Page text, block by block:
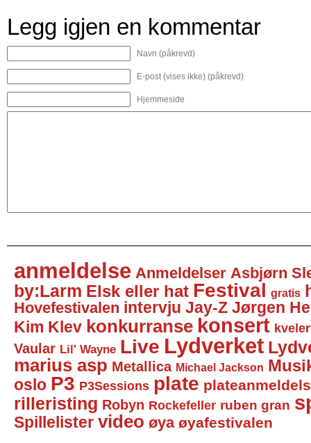
Legg igjen en kommentar
Navn (påkrevd)
E-post (vises ikke) (påkrevd)
Hjemmeside
anmeldelse Anmeldelser Asbjørn
by:Larm Elsk eller hat Festival gratis
Hovefestivalen intervju Jay-Z Jørgen
Kim Klev konkurranse konsert
Vaular Lil' Wayne Live Lydverket
marius asp Metallica Michael Jackson
oslo P3 P3Sessions plate
rilleristing Robyn Rockefeller ruben gran
Spillelister video øya øyafestivalen